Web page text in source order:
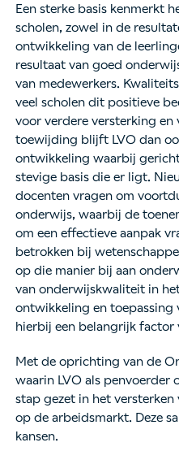
Een sterke basis kenmerkt
scholen, zowel in de
ontwikkeling van de
resultaat van goed
van medewerkers.
veel scholen dit positieve
voor verdere versterking
toewijding blijft LVO dan
ontwikkeling waarbij
stevige basis die er ligt.
docenten vragen om
onderwijs, waarbij de
om een effectieve aanpak
betrokken bij
op die manier bij aan
van onderwijskwaliteit in
ontwikkeling en toepassing
hierbij een belangrijk factor
Met de oprichting van de
waarin LVO als penvoerder
stap gezet in het
op de arbeidsmarkt. Deze
kansen.